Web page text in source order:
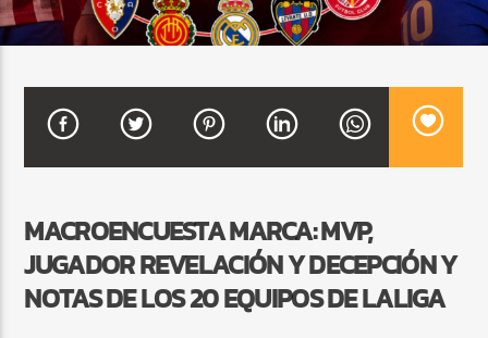
BALADAS Y VALLENATO
2:00 PM 5:00 PM
Beone Radio
MACROENCUESTA MARCA: MVP,
JUGADOR REVELACIÓN Y DECEPCIÓN Y
NOTAS DE LOS 20 EQUIPOS DE LALIGA